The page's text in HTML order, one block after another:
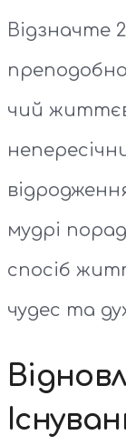
Відзначте
чий
мудрі
спосіб
чудес та